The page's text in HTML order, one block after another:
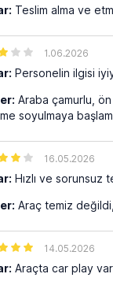
Teslim alma ve
1.06.2026
Personelin ilgisi
Araba çamurlu,
soyulmaya
16.05.2026
Hızlı ve sorunsuz
Araç temiz
14.05.2026
Araçta car play